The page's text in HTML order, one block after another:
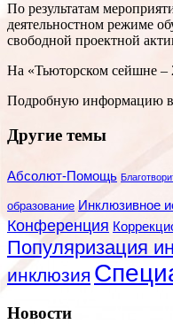
По результатам
деятельностном режиме
свободной проектной
На «Тьюторском сейшне –
Подробную информацию
Другие темы
Абсолют-Помощь
образование Инклюзивное
Конференция
Популяризация
инклюзия
Новости